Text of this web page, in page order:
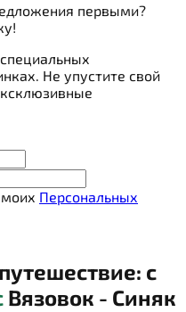
первыми?
Не упустите свой
Персональных
с
Вязовок - Синяк